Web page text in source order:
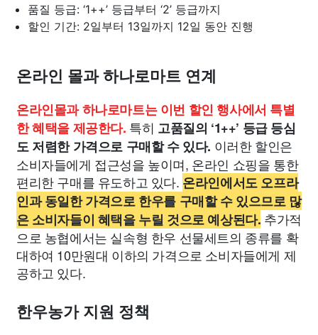
품질 등급: ‘1++’ 등급부터 ‘2’ 등급까지
할인 기간: 2일부터 13일까지 12일 동안 진행
온라인 몰과 하나로마트 연계
온라인몰과 하나로마트는 이번 할인 행사에서 특별
한 혜택을 제공한다. 특히 고품질의 ‘1++’ 등급 등심
도 저렴한 가격으로 구매할 수 있다. 이러한 할인은
소비자들에게 접근성을 높이며, 온라인 쇼핑을 통한
편리한 구매를 유도하고 있다. 온라인에서도 오프라
인과 동일한 가격으로 한우를 구매할 수 있으므로 많
은 소비자들이 혜택을 누릴 것으로 예상된다. 추가적
으로 농협에서는 실속형 한우 선물세트의 종류를 확
대하여 10만원대 이하의 가격으로 소비자들에게 제
공하고 있다.
한우농가 지원 정책